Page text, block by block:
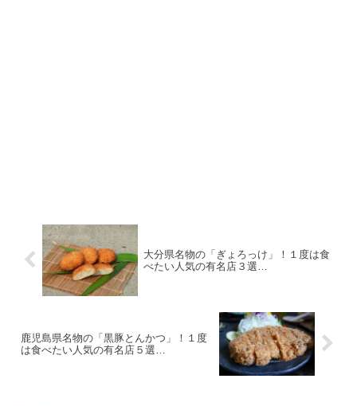
大分県名物の「ぎょろっけ」！１度は食
べたい人気の有名店３選…
鹿児島県名物の「黒豚とんかつ」！１度
は食べたい人気の有名店５選…